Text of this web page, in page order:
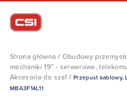
Strona główna / Obudowy
mechaniki 19” - serwerowe,
Akcesoria do szaf/Przepust kablowy,
MBA3F14L11